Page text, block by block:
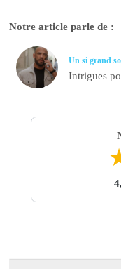
Notre article parle de :
Un si grand
Intrigues